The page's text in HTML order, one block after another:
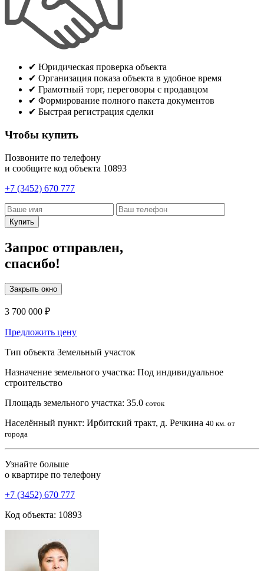
✔ Юридическая проверка объекта
✔ Организация показа объекта в удобное время
✔ Грамотный торг, переговоры с продавцом
✔ Формирование полного пакета документов
✔ Быстрая регистрация сделки
Чтобы купить
Позвоните по телефону
и сообщите код объекта 10893
+7 (3452) 670 777
Купить
Запрос отправлен,
спасибо!
Закрыть окно
3 700 000 ₽
Предложить цену
Тип объекта Земельный участок
Назначение земельного участка: Под индивидуальное
строительство
Площадь земельного участка: 35.0 соток
Населённый пункт: Ирбитский тракт, д. Речкина 40 км. от
города
Узнайте больше
о квартире по телефону
+7 (3452) 670 777
Код объекта: 10893